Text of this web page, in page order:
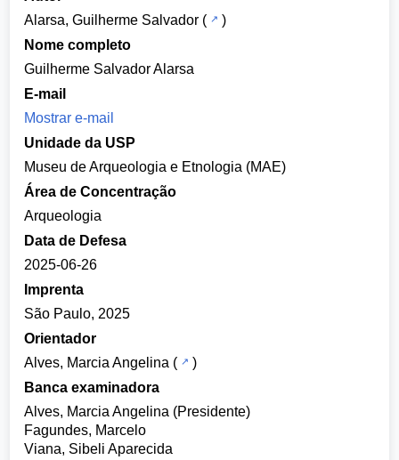
Alarsa, Guilherme Salvador (
)
Nome completo
Guilherme Salvador Alarsa
E-mail
Mostrar e-mail
Unidade da USP
Museu de Arqueologia e Etnologia (MAE)
Área de Concentração
Arqueologia
Data de Defesa
2025-06-26
Imprenta
São Paulo, 2025
Orientador
Alves, Marcia Angelina (
)
Banca examinadora
Alves, Marcia Angelina (Presidente)
Fagundes, Marcelo
Viana, Sibeli Aparecida